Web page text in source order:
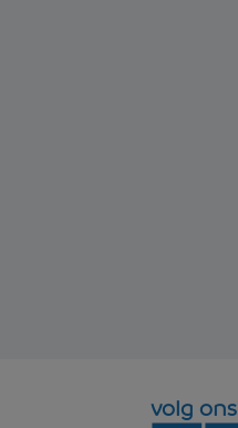
volg ons